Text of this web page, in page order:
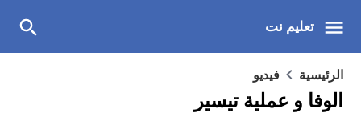
تعليم نت
الرئيسية فيديو
الوفا و عملية تيسير